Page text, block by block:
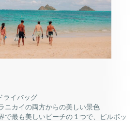
ライバッグ
ニカイの両方からの美しい景色
で最も美しいビーチの 1 つで、ピルボッ